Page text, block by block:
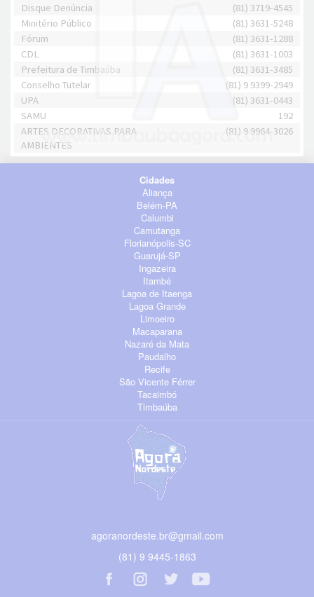
Disque Denúncia
(81) 3719-4545
Minitério Público
(81) 3631-5248
Fórum
(81) 3631-1288
CDL
(81) 3631-1003
Prefeitura de Timbaúba
(81) 3631-3485
Conselho Tutelar
(81) 9 9399-2949
UPA
(81) 3631-0443
SAMU
192
ARTES DECORATIVAS PARA
AMBIENTES
(81) 9 9964-3026
Cidades
Aliança
Belém-PA
Calumbi
Camutanga
Florianópolis-SC
Guarujá-SP
Ingazeira
Itambé
Lagoa de Itaenga
Lagoa Grande
Limoeiro
Macaparana
Nazaré da Mata
Paudalho
Recife
São Vicente Férrer
Tacaimbó
Timbaúba
agoranordeste.br@gmail.com
(81) 9 9445-1863